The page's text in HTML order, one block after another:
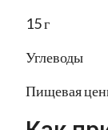
15 г
Углеводы
Пищевая